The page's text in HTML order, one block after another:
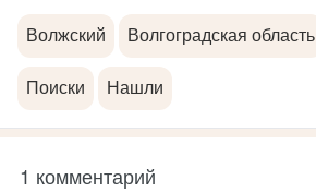
Волжский Волгоградская область
Поиски Нашли
1 комментарий